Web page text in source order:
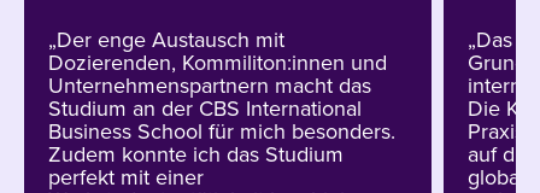
„Der enge Austausch mit
Dozierenden, Kommiliton:innen und
Unternehmenspartnern macht das
Studium an der CBS International
Business School für mich besonders.
Zudem konnte ich das Studium
perfekt mit einer
„Das
Die
Praxis
auf die